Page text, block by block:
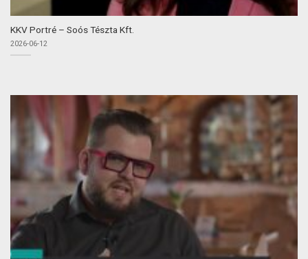
KKV Portré – Soós Tészta Kft.
2026-06-12